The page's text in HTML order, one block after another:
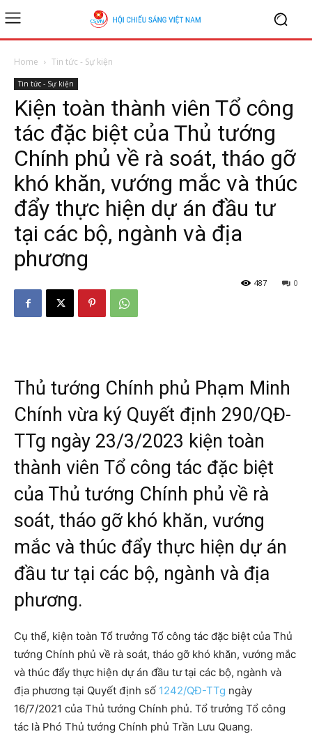
Home Tin tức - Sự kiện
Tin tức - Sự kiện
Kiện toàn thành viên Tổ công
tác đặc biệt của Thủ tướng
Chính phủ về rà soát, tháo gỡ
khó khăn, vướng mắc và thúc
đẩy thực hiện dự án đầu tư
tại các bộ, ngành và địa
phương
0
487
Thủ tướng Chính phủ Phạm Minh
Chính vừa ký Quyết định 290/QĐ-
TTg ngày 23/3/2023 kiện toàn
thành viên Tổ công tác đặc biệt
của Thủ tướng Chính phủ về rà
soát, tháo gỡ khó khăn, vướng
mắc và thúc đẩy thực hiện dự án
đầu tư tại các bộ, ngành và địa
phương.
Cụ thể, kiện toàn Tổ trưởng Tổ công tác đặc biệt của Thủ
tướng Chính phủ về rà soát, tháo gỡ khó khăn, vướng mắc
và thúc đẩy thực hiện dự án đầu tư tại các bộ, ngành và
địa phương tại Quyết định số 1242/QĐ-TTg ngày
16/7/2021 của Thủ tướng Chính phủ. Tổ trưởng Tổ công
tác là Phó Thủ tướng Chính phủ Trần Lưu Quang.